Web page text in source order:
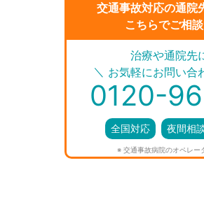
交通事故対応の通院
こちらでご相
＼
治療や通院先
お気軽にお問い合
0120-
全国対応 夜間相
※ 交通事故病院のオペレー